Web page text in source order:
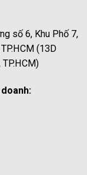
số 6, Khu Phố 7,
(13D